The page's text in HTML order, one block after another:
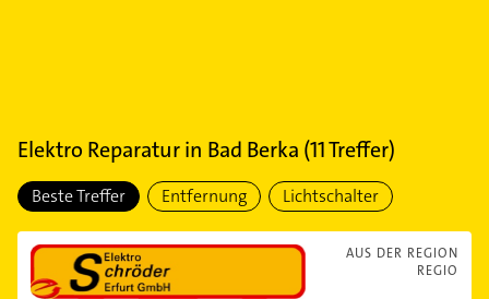
Elektro Reparaturin Bad Berka (11Treffer)
Beste Treffer Entfernung Lichtschalter
AUS DER REGION
REGIO